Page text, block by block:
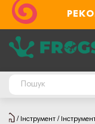
Інструмент